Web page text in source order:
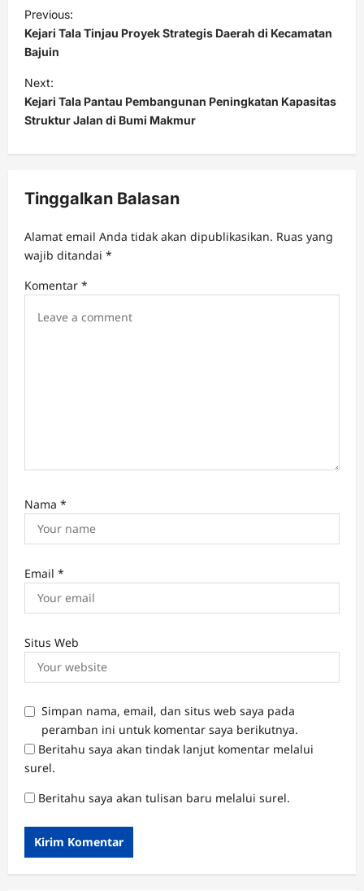
o
s
t
n
a
v
g
a
t
i
Previous:
Kejari Tala Tinjau Proyek Strategis Daerah di Kecamatan
Bajuin
Next:
Kejari Tala Pantau Pembangunan Peningkatan Kapasitas
Struktur Jalan di Bumi Makmur
Tinggalkan Balasan
Alamat email Anda tidak akan dipublikasikan. Ruas yang
wajib ditandai *
Komentar *
Nama *
Email *
Situs Web
Simpan nama, email, dan situs web saya pada
peramban ini untuk komentar saya berikutnya.
Beritahu saya akan tindak lanjut komentar melalui
surel.
Beritahu saya akan tulisan baru melalui surel.